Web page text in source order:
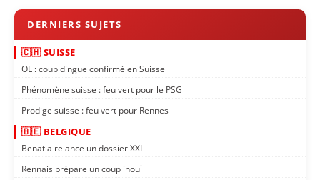
🇨🇭 SUISSE
OL : coup dingue confirmé en Suisse
Phénomène suisse : feu vert pour le PSG
Prodige suisse : feu vert pour Rennes
🇧🇪 BELGIQUE
Benatia relance un dossier XXL
Rennais prépare un coup inouï